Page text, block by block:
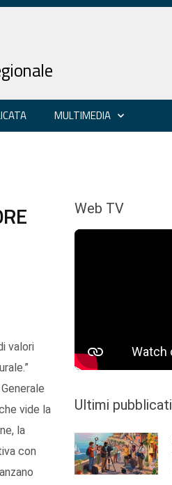
MULTIMEDIA
valori
vide la
la
con
Web TV
Ultimi pubblicati